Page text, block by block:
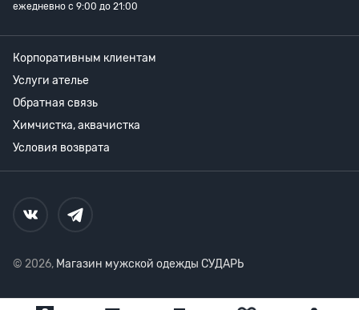
ежедневно с 9:00 до 21:00
Корпоративным клиентам
Услуги ателье
Обратная связь
Химчистка, аквачистка
Условия возврата
© 2026, Магазин мужской одежды СУДАРЬ